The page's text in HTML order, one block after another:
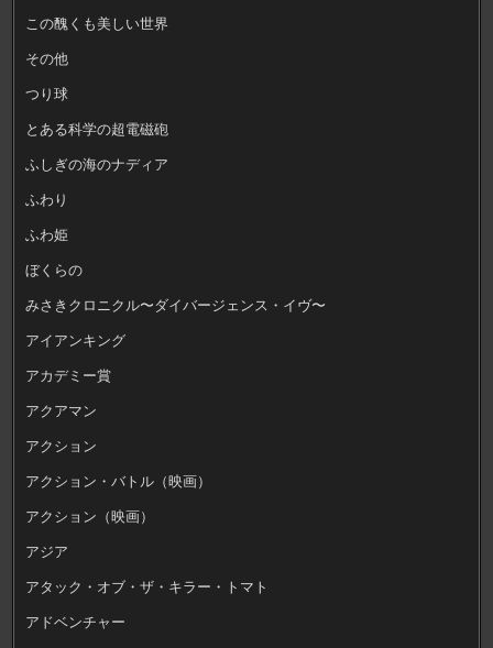
この醜くも美しい世界
その他
つり球
とある科学の超電磁砲
ふしぎの海のナディア
ふわり
ふわ姫
ぼくらの
みさきクロニクル〜ダイバージェンス・イヴ〜
アイアンキング
アカデミー賞
アクアマン
アクション
アクション・バトル（映画）
アクション（映画）
アジア
アタック・オブ・ザ・キラー・トマト
アドベンチャー